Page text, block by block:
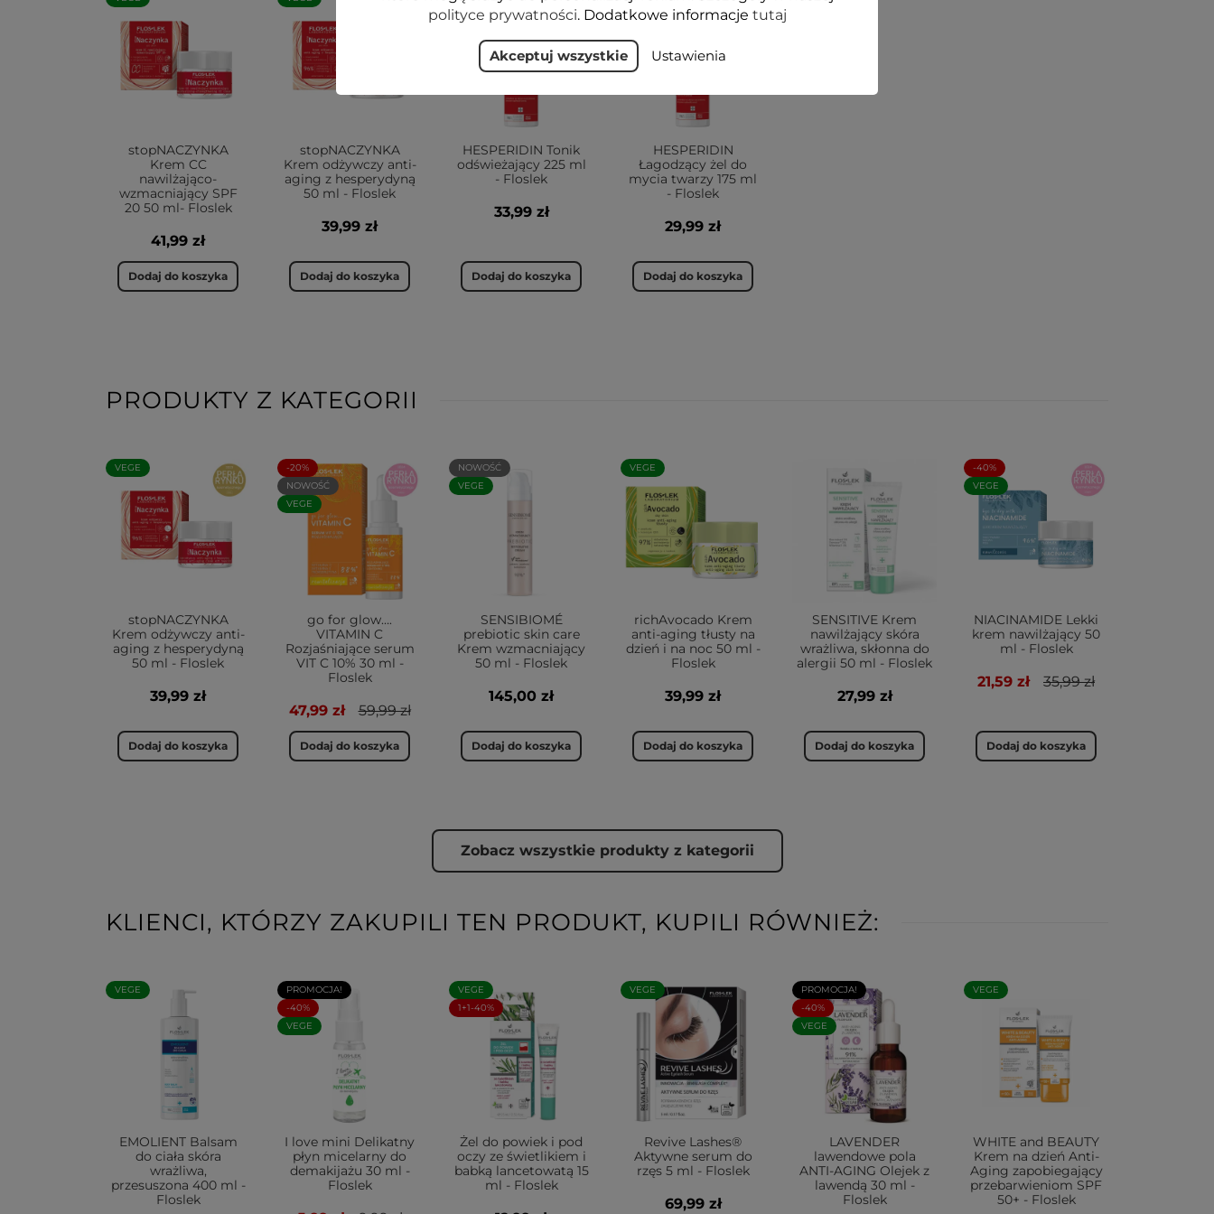
stopNACZYNKA
Krem CC
nawilżająco-
wzmacniający SPF
20 50 ml- Floslek
41,99 zł
Dodaj do koszyka
stopNACZYNKA
Krem odżywczy anti-
aging z hesperydyną
50 ml - Floslek
39,99 zł
Dodaj do koszyka
HESPERIDIN Tonik
odświeżający 225 ml
- Floslek
33,99 zł
Dodaj do koszyka
HESPERIDIN
Łagodzący żel do
mycia twarzy 175 ml
- Floslek
29,99 zł
Dodaj do koszyka
PRODUKTY Z KATEGORII
VEGE
stopNACZYNKA
Krem odżywczy anti-
aging z hesperydyną
50 ml - Floslek
39,99 zł
Dodaj do koszyka
-20%
NOWOŚĆ
VEGE
go for glow….
VITAMIN C
Rozjaśniające serum
VIT C 10% 30 ml -
Floslek
47,99 zł 59,99 zł
Dodaj do koszyka
NOWOŚĆ
VEGE
SENSIBIOMÉ
prebiotic skin care
Krem wzmacniający
50 ml - Floslek
145,00 zł
Dodaj do koszyka
VEGE
richAvocado Krem
anti-aging tłusty na
dzień i na noc 50 ml -
Floslek
39,99 zł
Dodaj do koszyka
SENSITIVE Krem
nawilżający skóra
wrażliwa, skłonna do
alergii 50 ml - Floslek
27,99 zł
Dodaj do koszyka
-40%
VEGE
NIACINAMIDE Lekki
krem nawilżający 50
ml - Floslek
21,59 zł 35,99 zł
Dodaj do koszyka
Zobacz wszystkie produkty z kategorii
KLIENCI, KTÓRZY ZAKUPILI TEN PRODUKT, KUPILI RÓWNIEŻ:
VEGE
EMOLIENT Balsam
do ciała skóra
wrażliwa,
przesuszona 400 ml -
Floslek
PROMOCJA!
-40%
VEGE
I love mini Delikatny
płyn micelarny do
demakijażu 30 ml -
Floslek
VEGE
1+1-40%
Żel do powiek i pod
oczy ze świetlikiem i
babką lancetowatą 15
ml - Floslek
VEGE
Revive Lashes®
Aktywne serum do
rzęs 5 ml - Floslek
69,99 zł
PROMOCJA!
-40%
VEGE
LAVENDER
lawendowe pola
ANTI-AGING Olejek z
lawendą 30 ml -
Floslek
VEGE
WHITE and BEAUTY
Krem na dzień Anti-
Aging zapobiegający
przebarwieniom SPF
50+ - Floslek
polityce prywatności. Dodatkowe informacje tutaj
Akceptuj wszystkie Ustawienia